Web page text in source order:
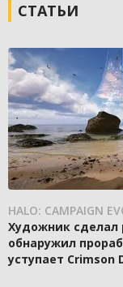
СТАТЬИ
HALO: CAMPAIGN
Художник сделал
обнаружил
уступает Crimson